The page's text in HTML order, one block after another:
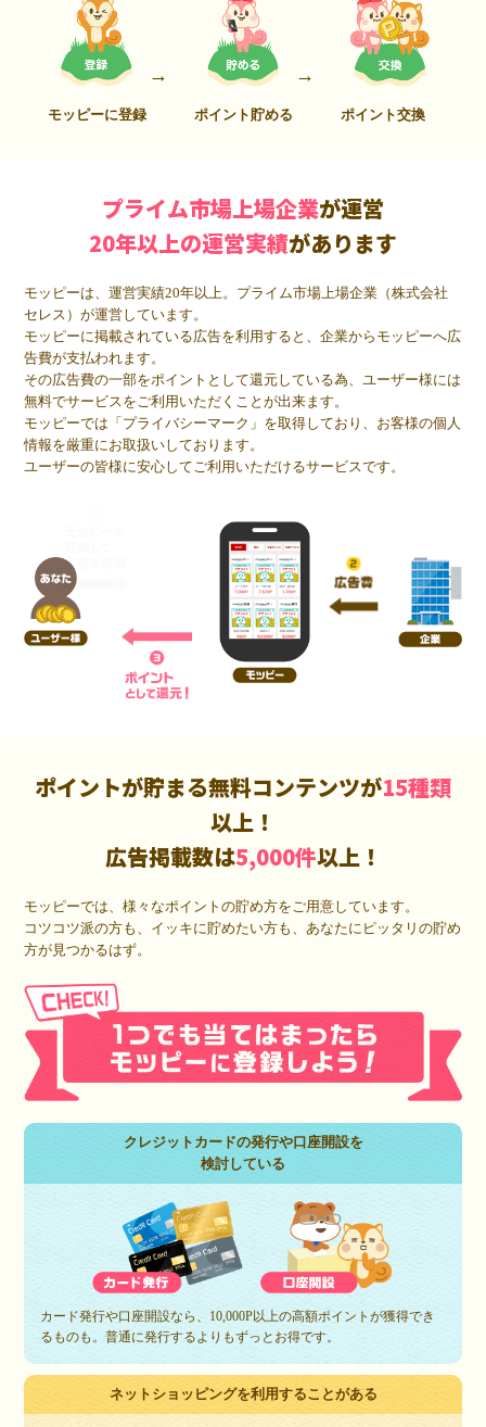
モッピーに登録 ポイント貯める ポイント交換
プライム市場上場企業が運営
20年以上の運営実績があります
モッピーは、運営実績20年以上。プライム市場上場企業（株式会社
セレス）が運営しています。
モッピーに掲載されている広告を利用すると、企業からモッピーへ広
告費が支払われます。
その広告費の一部をポイントとして還元している為、ユーザー様には
無料でサービスをご利用いただくことが出来ます。
モッピーでは「プライバシーマーク」を取得しており、お客様の個人
情報を厳重にお取扱いしております。
ユーザーの皆様に安心してご利用いただけるサービスです。
ポイントが貯まる無料コンテンツが15種類
以上！
広告掲載数は5,000件以上！
モッピーでは、様々なポイントの貯め方をご用意しています。
コツコツ派の方も、イッキに貯めたい方も、あなたにピッタリの貯め
方が見つかるはず。
クレジットカードの発行や口座開設を
検討している
カード発行や口座開設なら、10,000P以上の高額ポイントが獲得でき
るものも。普通に発行するよりもずっとお得です。
ネットショッピングを利用することがある